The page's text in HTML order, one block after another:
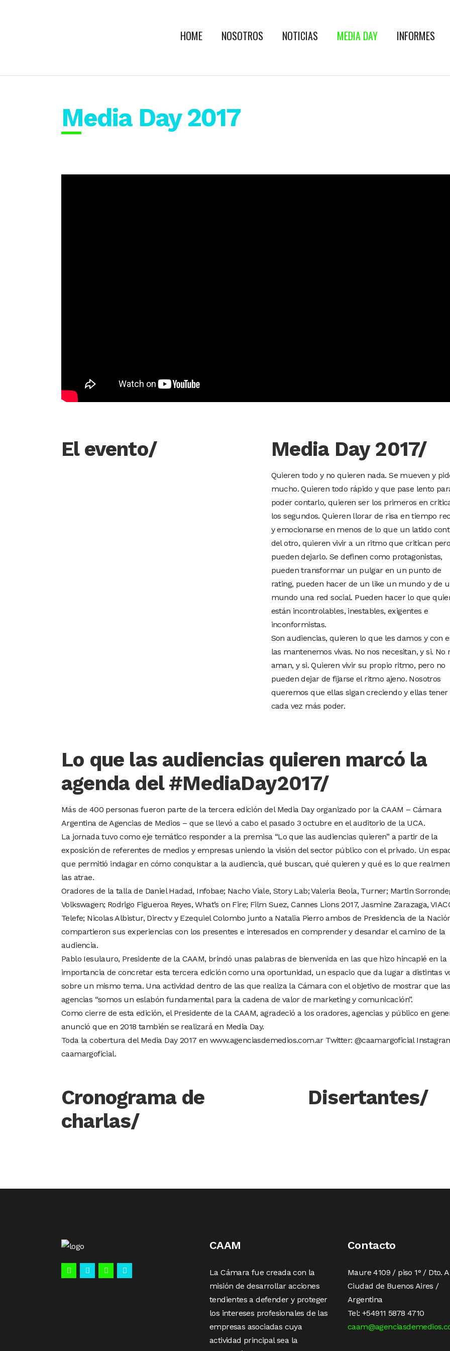
HOME NOSOTROS NOTICIAS MEDIA DAY INFORMES
Media Day 2017
El evento/ Media Day 2017/
Quieren todo y no quieren nada. Se mueven y
mucho. Quieren todo rápido y que pase lento
poder contarlo, quieren ser los primeros en
los segundos. Quieren llorar de risa en tiempo
y emocionarse en menos de lo que un latido
del otro, quieren vivir a un ritmo que critican
pueden dejarlo. Se definen como protagonistas,
pueden transformar un pulgar en un punto de
rating, pueden hacer de un like un mundo y de
mundo una red social. Pueden hacer lo que
están incontrolables, inestables, exigentes e
inconformistas.
Son audiencias, quieren lo que les damos y con
las mantenemos vivas. No nos necesitan, y si. No
aman, y si. Quieren vivir su propio ritmo, pero no
pueden dejar de fijarse el ritmo ajeno. Nosotros
queremos que ellas sigan creciendo y ellas tener
cada vez más poder.
Lo que las audiencias quieren marcó la
agenda del #MediaDay2017/
Más de 400 personas fueron parte de la tercera edición del Media Day organizado por la CAAM – Cámara
Argentina de Agencias de Medios – que se llevó a cabo el pasado 3 octubre en el auditorio de la UCA.
La jornada tuvo como eje temático responder a la premisa “Lo que las audiencias quieren” a partir de la
exposición de referentes de medios y empresas uniendo la visión del sector público con el privado. Un
que permitió indagar en cómo conquistar a la audiencia, qué buscan, qué quieren y qué es lo que
las atrae.
Oradores de la talla de Daniel Hadad, Infobae; Nacho Viale, Story Lab; Valeria Beola, Turner; Martin
Volkswagen; Rodrigo Figueroa Reyes, What’s on Fire; Film Suez, Cannes Lions 2017, Jasmine Zarazaga,
Telefe; Nicolas Albistur, Directv y Ezequiel Colombo junto a Natalia Pierro ambos de Presidencia de la
compartieron sus experiencias con los presentes e interesados en comprender y desandar el camino de la
audiencia.
Pablo Iesulauro, Presidente de la CAAM, brindó unas palabras de bienvenida en las que hizo hincapié en la
importancia de concretar esta tercera edición como una oportunidad, un espacio que da lugar a distintas
sobre un mismo tema. Una actividad dentro de las que realiza la Cámara con el objetivo de mostrar que las
agencias “somos un eslabón fundamental para la cadena de valor de marketing y comunicación”.
Como cierre de esta edición, el Presidente de la CAAM, agradeció a los oradores, agencias y público en
anunció que en 2018 también se realizará en Media Day.
Toda la cobertura del Media Day 2017 en www.agenciasdemedios.com.ar Twitter: @caamargoficial
caamargoficial.
Cronograma de
charlas/
Disertantes/
CAAM
La Cámara fue creada con la
misión de desarrollar acciones
tendientes a defender y proteger
los intereses profesionales de las
empresas asociadas cuya
actividad principal sea la
Contacto
Maure 4109 / piso 1° / Dto. A
Ciudad de Buenos Aires /
Argentina
Tel: +54911 5878 4710